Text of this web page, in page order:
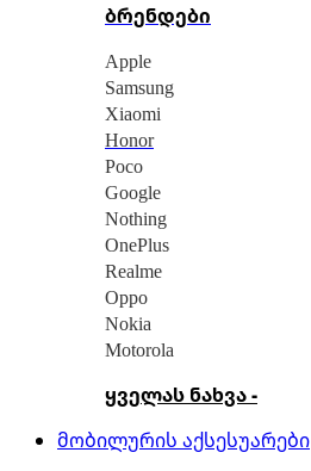
ბრენდები
Apple
Samsung
Xiaomi
Honor
Poco
Google
Nothing
OnePlus
Realme
Oppo
Nokia
Motorola
ყველას ნახვა -
მობილურის აქსესუარები